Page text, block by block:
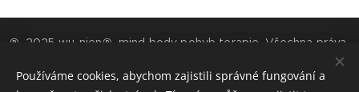
® 2025 wu-nien® mind body pohyb terapie. Všechna práva
Wu-nien® je chráněno ochrannou známkou a nesmí být bez
Používáme cookies, abychom zajistili správné fungování a